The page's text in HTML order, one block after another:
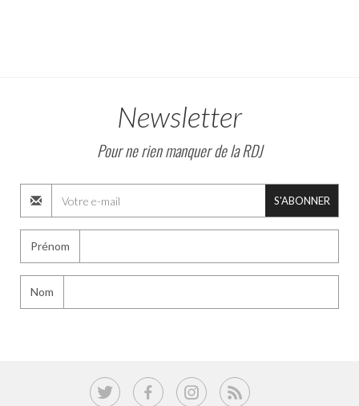
Newsletter
Pour ne rien manquer de la RDJ
S'ABONNER
Prénom
Nom